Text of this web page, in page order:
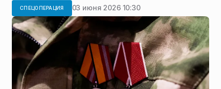
СПЕЦОПЕРАЦИЯ 03 июня 2026 10:30